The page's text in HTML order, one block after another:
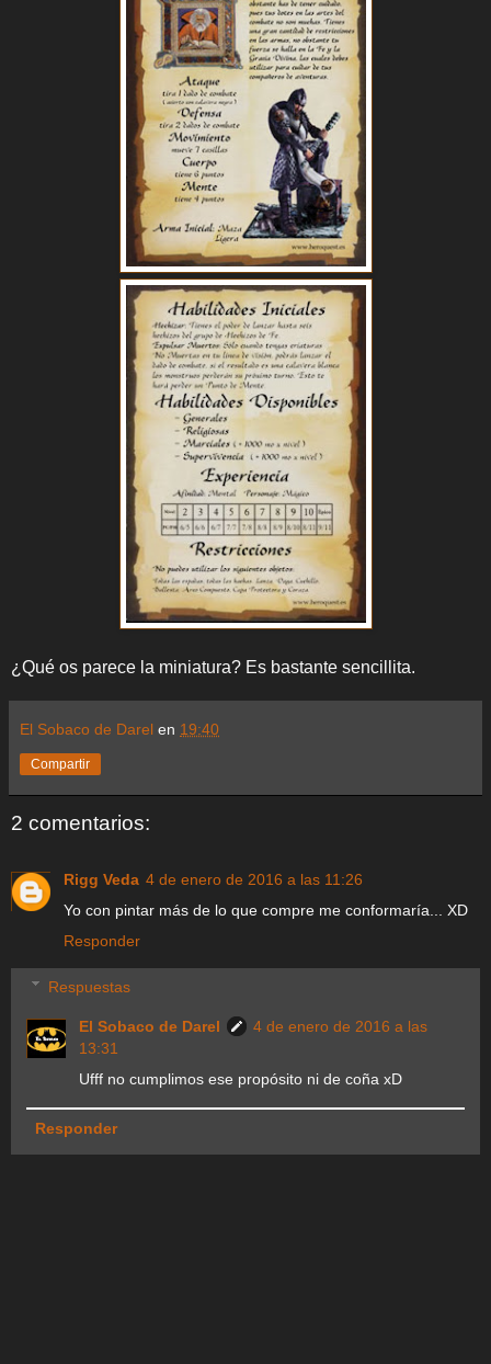
¿Qué os parece la miniatura? Es bastante sencillita.
El Sobaco de Darel en 19:40
Compartir
2 comentarios:
Rigg Veda 4 de enero de 2016 a las 11:26
Yo con pintar más de lo que compre me conformaría... XD
Responder
Respuestas
El Sobaco de Darel
4 de enero de 2016 a las
13:31
Ufff no cumplimos ese propósito ni de coña xD
Responder